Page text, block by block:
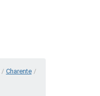
/ Charente /